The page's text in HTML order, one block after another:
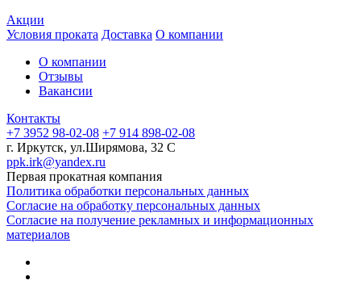
Акции
Условия проката Доставка О компании
О компании
Отзывы
Вакансии
Контакты
+7 3952 98-02-08 +7 914 898-02-08
г. Иркутск, ул.Ширямова, 32 С
ppk.irk@yandex.ru
Первая прокатная компания
Политика обработки персональных данных
Согласие на обработку персональных данных
Согласие на получение рекламных и информационных
материалов